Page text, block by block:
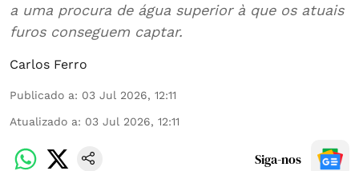
a uma procura de água superior à que os atuais
furos conseguem captar.
Carlos Ferro
Publicado a: 03 Jul 2026, 12:11
Atualizado a: 03 Jul 2026, 12:11
Siga-nos